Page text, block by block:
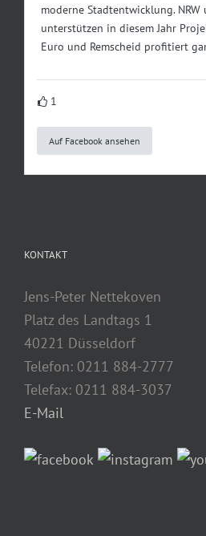
moderne Stadtentwicklung. NRW
unterstützen in diesem Jahr
Euro und Remscheid profitiert
1
Auf Facebook ansehen
KONTAKT
Jens-Peter Nettekoven
Platz des Landtags 1
40221 Düsseldorf
Telefon: 0211 884-2777
Telefax: 0211 884-3037
E-Mail